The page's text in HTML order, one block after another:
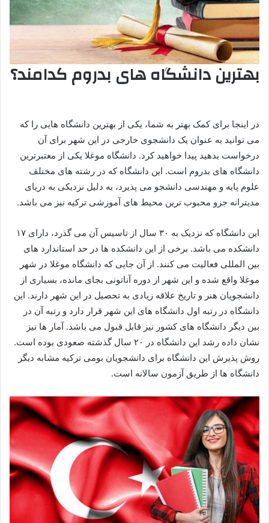
بهترین دانشگاه های بدروم کدامند؟
در اینجا برای کمک بهتر به شما، یکی از بهترین دانشگاه‌ هایی را که
می توانید به عنوان یک دانشجوی خارجی در این شهر برای آن
درخواست بدهید پیدا خواهید کرد. دانشگاه موغلا یکی از معتبرترین
دانشگاه های بدروم است. این دانشگاه که در رشته های مختلف
علوم پایه و مهندسی دانشجو می پذیرد، به دلیل نزدیکی به دریای
مدیترانه جزو محبوب ترین محیط های آموزشی ترکیه نیز می باشد.
این دانشگاه که نزدیک به ۳۰ سال از تاسیس آن می گذرد، دارای ۱۷
دانشکده می باشد. برخی از این دانشکده ها در حد استاندارد های
بین المللی فعالیت می کنند‌. از آن جایی که دانشگاه موغلا در شهر
موغلا واقع شده و این شهر از دوره آناتونی بجای مانده، بسیاری از
دانشجویان هنر و تاریخ علاقه زیادی به تحصیل در این شهر دارند. این
دانشگاه در رتبه اول دانشگاه های این شهر قرار دارد و رتبه آن در
بین دیگر دانشگاه های کشور نیز قابل قبول می باشد. آمار ها نیز
نشان داده رشد این دانشگاه در ۲۰ سال گذشته صعودی بوده است.
روش پذیرش این دانشگاه برای دانشجویان بومی ترکیه مشابه دیگر
دانشگاه ها از طریق آزمون سالانه است.